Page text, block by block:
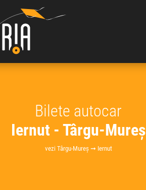
Bilete autocar
Iernut - Târgu-Mureș
vezi Târgu-Mureș ➞ Iernut